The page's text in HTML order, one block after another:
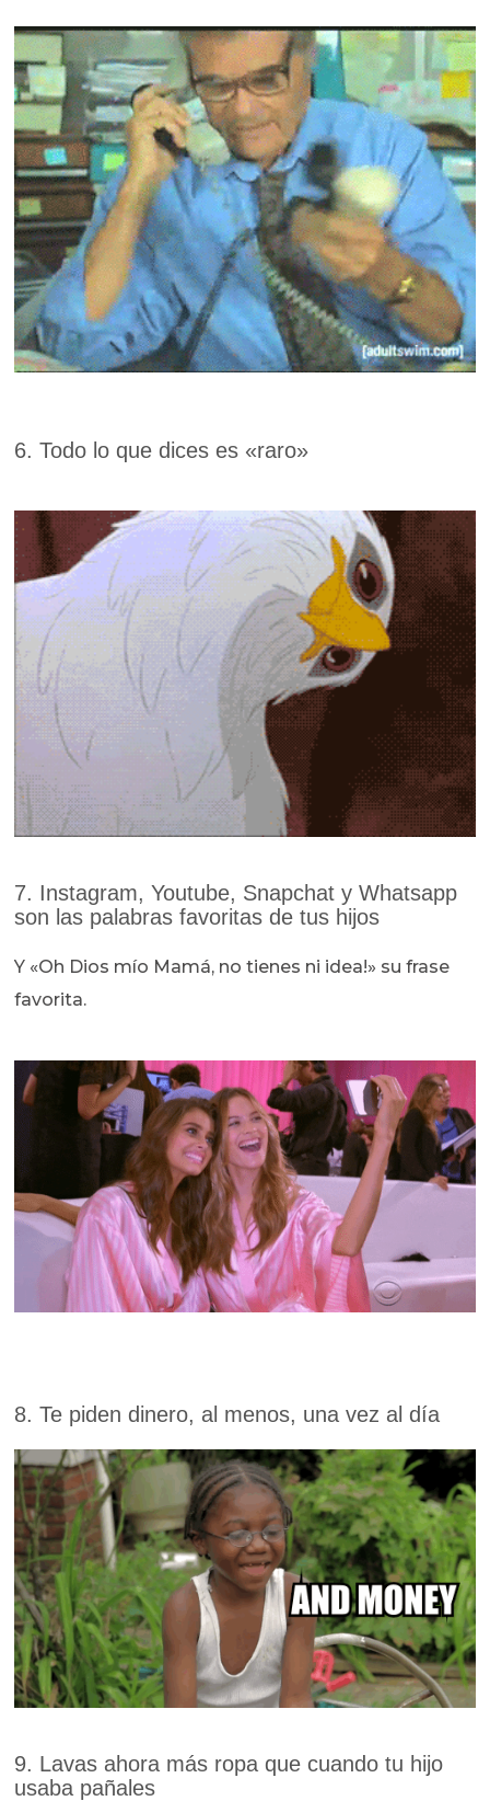
6. Todo lo que dices es «raro»
7. Instagram, Youtube, Snapchat y Whatsapp
son las palabras favoritas de tus hijos
Y «Oh Dios mío Mamá, no tienes ni idea!» su frase
favorita.
8. Te piden dinero, al menos, una vez al día
9. Lavas ahora más ropa que cuando tu hijo
usaba pañales